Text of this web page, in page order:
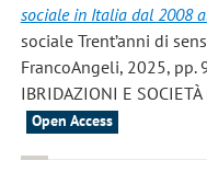
sociale in Italia dal 2008
sociale Trent’anni di
FrancoAngeli, 2025, pp.
IBRIDAZIONI E
Open Access